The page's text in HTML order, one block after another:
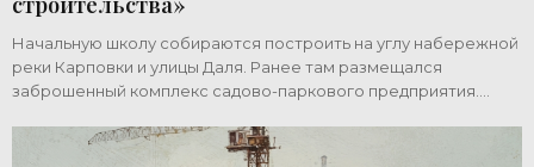
Начальную школу собираются построить на углу набережной
реки Карповки и улицы Даля. Ранее там размещался
заброшенный комплекс садово-паркового предприятия.